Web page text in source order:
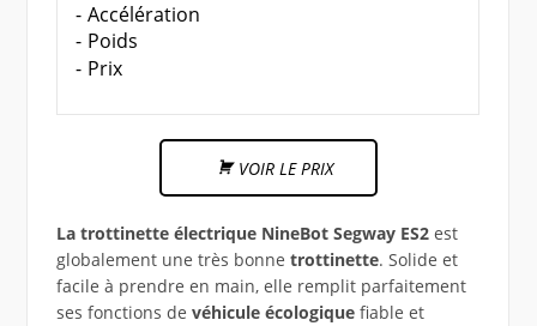
Accélération
Poids
Prix
VOIR LE PRIX
La trottinette électrique NineBot Segway ES2est
globalement une très bonne trottinette. Solide et
facile à prendre en main, elle remplit parfaitement
ses fonctions de véhicule écologiquefiable et